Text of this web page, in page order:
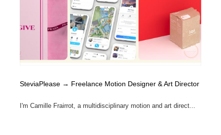
SteviaPlease → Freelance Motion Designer & Art Director
I'm Camille Frairrot, a multidisciplinary motion and art direct...